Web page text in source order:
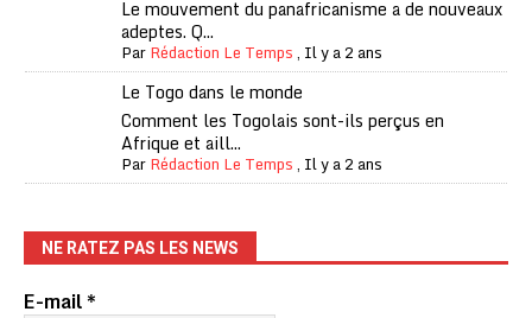
Le mouvement du panafricanisme a de nouveaux
adeptes. Q...
ParRédaction Le Temps, Il y a 2 ans
Le Togo dans le monde
Comment les Togolais sont-ils perçus en
Afrique et aill...
ParRédaction Le Temps, Il y a 2 ans
NE RATEZ PAS LES NEWS
E-mail*